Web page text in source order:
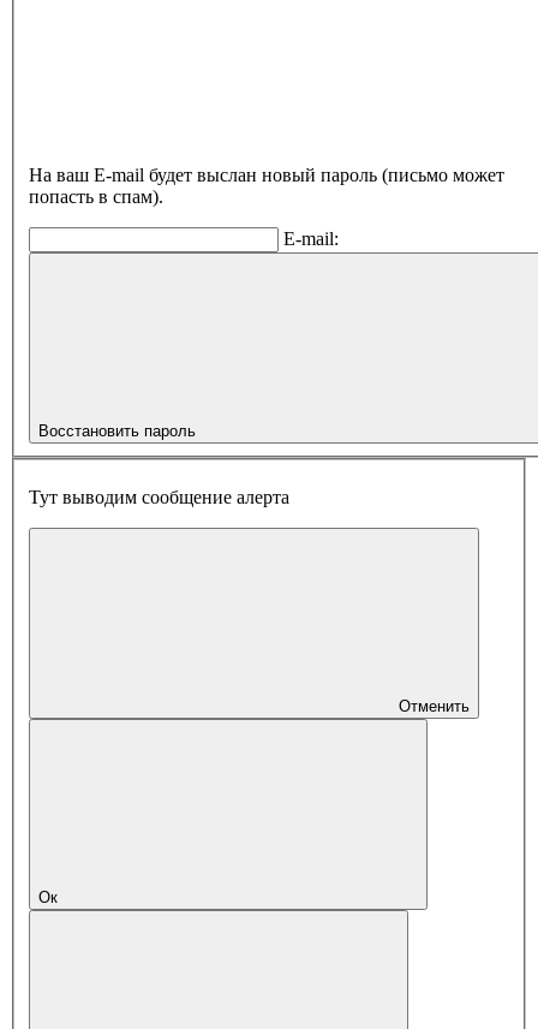
На ваш E-mail будет выслан новый пароль (письмо может
попасть в спам).
E-mail:
Восстановить пароль
Тут выводим сообщение алерта
Отменить
Ок